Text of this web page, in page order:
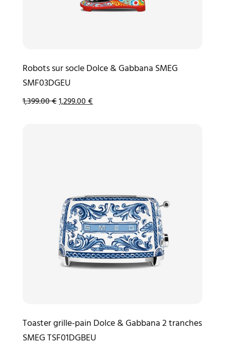
Robots sur socle Dolce & Gabbana SMEG
SMF03DGEU
1,399.00€1,299.00€
Toaster grille-pain Dolce & Gabbana 2 tranches
SMEG TSF01DGBEU